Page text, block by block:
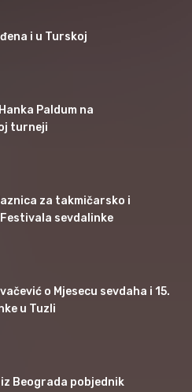
i u Turskoj
Paldum na
turneji
za takmičarsko i
sevdalinke
o Mjesecu sevdaha i 15.
u Tuzli
Beograda pobjednik